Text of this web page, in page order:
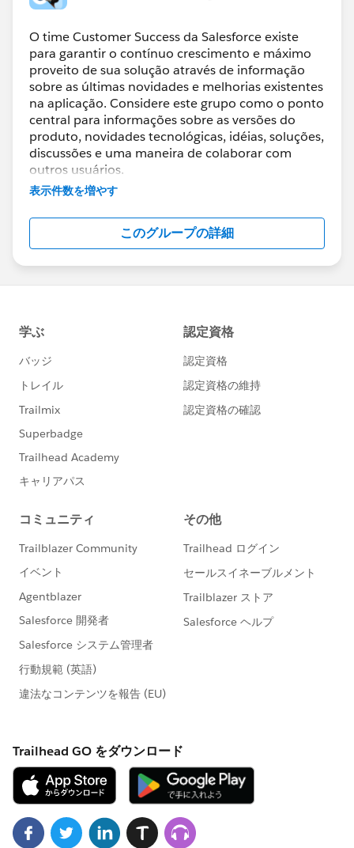
O time Customer Success da Salesforce existe
para garantir o contínuo crescimento e máximo
proveito de sua solução através de informação
sobre as últimas novidades e melhorias existentes
na aplicação. Considere este grupo como o ponto
central para informações sobre as versões do
produto, novidades tecnológicas, idéias, soluções,
discussões e uma maneira de colaborar com
outros usuários.
- Melhores práticas de mercado
- Demonstrações e webinars do produto
- Sugestões e documentação
Tópicos:
- Recomendações sobre funcionalidades
---------------------------------------
Declaração de confidencialidade
(http://bit.ly/11YD5E3
Este grupo é mantido e moderado por
funcionários da Salesforce. O conteúdo recebido
prospectivas oficiais
us/investor/forward-looking-
statements/default.aspx
表示件数を増やす
このグループの詳細